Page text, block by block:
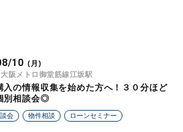
10 (月)
大阪メトロ御堂筋線江坂駅
入の情報収集を始めた方へ！３０分ほど
別相談会◎
会 物件相談 ローンセミナー